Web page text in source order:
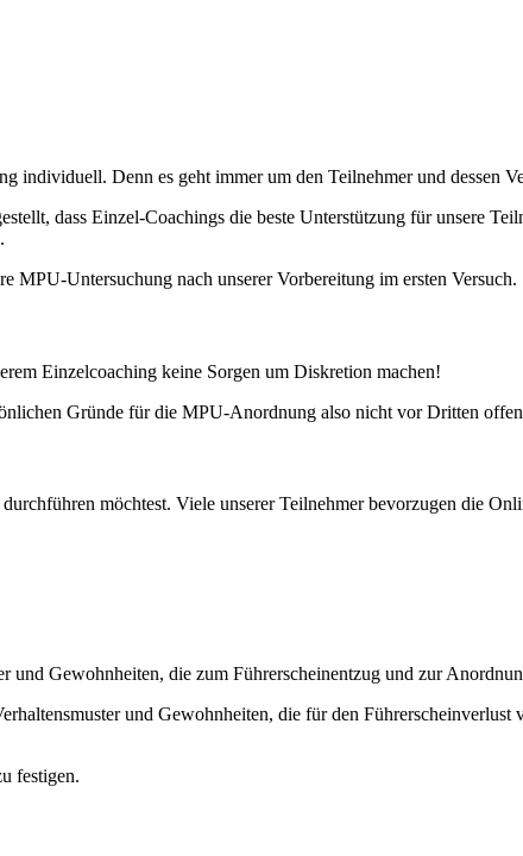
individuell. Denn es geht immer um den Teilnehmer und dessen
dass Einzel-Coachings die beste Unterstützung für unsere
MPU-Untersuchung nach unserer Vorbereitung im ersten Versuch.
Einzelcoaching keine Sorgen um Diskretion machen!
Gründe für die MPU-Anordnung also nicht vor Dritten
möchtest. Viele unserer Teilnehmer bevorzugen die
Gewohnheiten, die zum Führerscheinentzug und zur
und Gewohnheiten, die für den
festigen.